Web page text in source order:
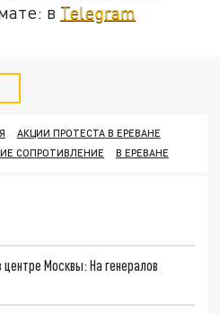
в Telegram
АКЦИИ ПРОТЕСТА В ЕРЕВАНЕ
СОПРОТИВЛЕНИЕ В ЕРЕВАНЕ
Москвы: На генералов